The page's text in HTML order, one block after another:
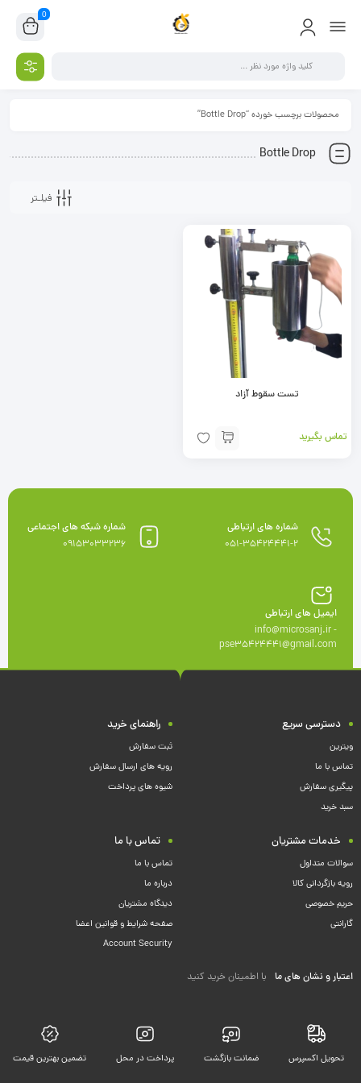
0
محصولات برچسب خورده “Bottle Drop”
Bottle Drop
فیلـتر
تست سقوط آزاد
تماس بگیرید
شماره های ارتباطی
051-35424441-2
شماره شبکه های اجتماعی
09153033236
ایمیل های ارتباطی
info@microsanj.ir -
pse35424441@gmail.com
دسترسی سریع
ویترین
تماس با ما
پیگیری سفارش
سبد خرید
راهنمای خرید
ثبت سفارش
رویه های ارسال سفارش
شیوه های پرداخت
خدمات مشتریان
سوالات متداول
رویه بازگردانی کالا
حریم خصوصی
گارانتی
تماس با ما
تماس با ما
درباره ما
دیدگاه مشتریان
صفحه شرایط و قوانین اعضا
Account Security
اعتبار و نشان های ما با اطمینان خرید کنید
تحویل اکسپرس ضمانت بازگشت پرداخت در محل تضمین بهترین قیمت